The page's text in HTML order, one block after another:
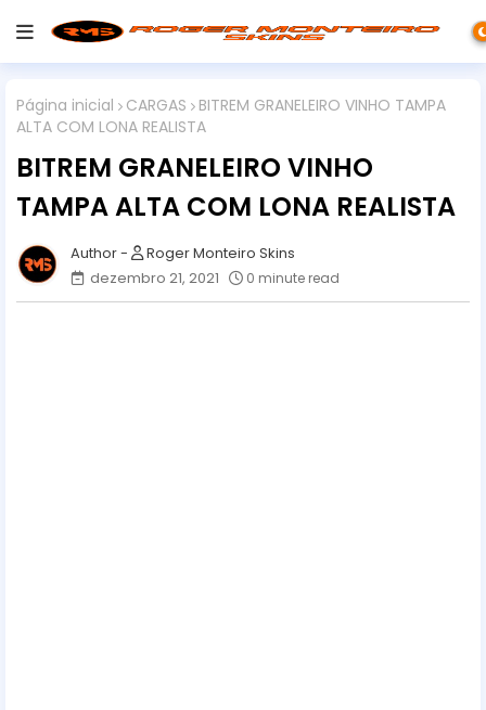
Página inicial CARGAS
BITREM GRANELEIRO VINHO TAMPA
ALTA COM LONA REALISTA
BITREM GRANELEIRO VINHO
TAMPA ALTA COM LONA REALISTA
Roger Monteiro Skins
dezembro 21, 2021
0 minute read